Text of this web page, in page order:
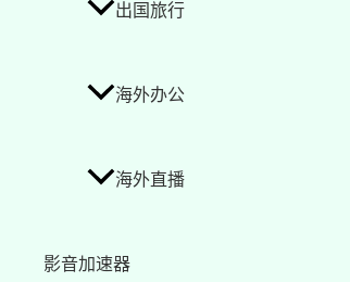
出国旅行
海外办公
海外直播
影音加速器